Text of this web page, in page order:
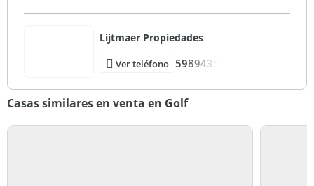
Lijtmaer Propiedades
Ver teléfono 5989435
Casas similares en venta en Golf